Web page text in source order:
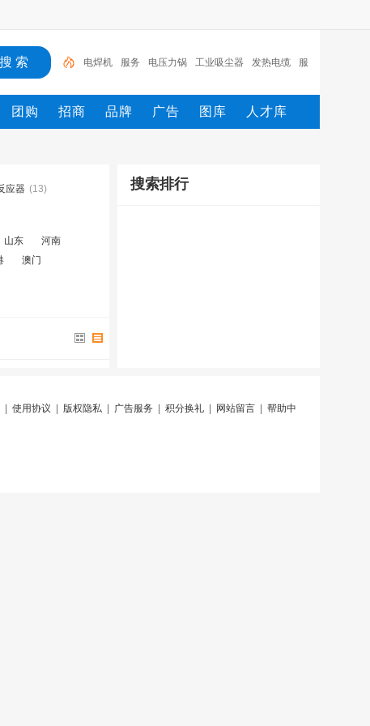
电焊机 服务 电压力锅 工业吸尘器 发热电缆 服
装 服装打包机 服务/ 工具 家用电器
团购 招商 品牌 广告 图库 人才库
应器 (13)
山东
河南
澳门
搜索排行
| 使用协议 版权隐私| 广告服务 积分换礼| 网站留言| 帮助中